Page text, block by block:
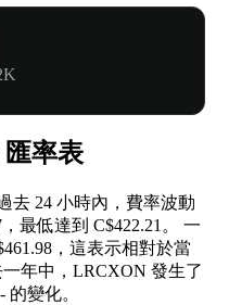
率表
去 24 小時內，費率波動
最低達到 C$422.21。 一
，這表示相對於當
年中，LRCXON 發生了
的變化。